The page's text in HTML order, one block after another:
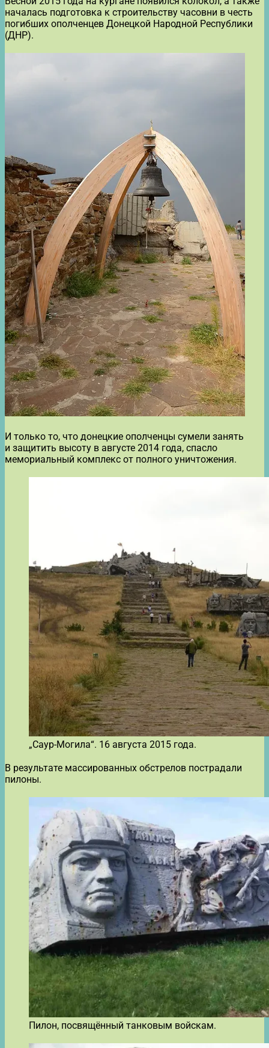
началась подготовка к строительству часовни в честь
погибших ополченцев Донецкой Народной Республики
(ДНР).
И только то, что донецкие ополченцы сумели занять
и защитить высоту в августе 2014 года, спасло
мемориальный комплекс от полного уничтожения.
„Саур-Могила“. 16 августа 2015 года.
В результате массированных обстрелов пострадали
пилоны.
Пилон, посвящённый танковым войскам.